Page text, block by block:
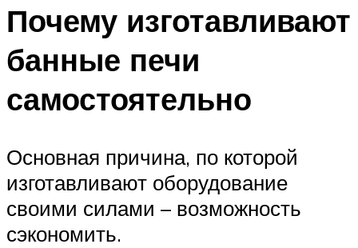
Почему изготавливают
банные печи
самостоятельно
Основная причина, по которой
изготавливают оборудование
своими силами – возможность
сэкономить.